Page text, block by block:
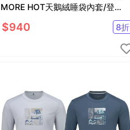
MORE HOT天鵝絨睡袋內套/登山
$940 8折